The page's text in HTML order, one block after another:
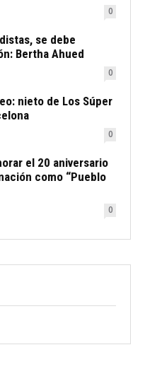
0
se debe
Bertha Ahued
0
nieto de Los Súper
0
el 20 aniversario
como “Pueblo
0